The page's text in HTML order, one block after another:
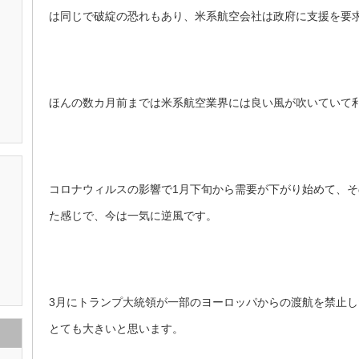
は同じで破綻の恐れもあり、米系航空会社は政府に支援を要
ほんの数カ月前までは米系航空業界には良い風が吹いていて
コロナウィルスの影響で1月下旬から需要が下がり始めて、
た感じで、今は一気に逆風です。
3月にトランプ大統領が一部のヨーロッパからの渡航を禁止
とても大きいと思います。